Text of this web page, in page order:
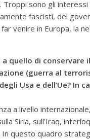
sono gli
fascisti, del
venire in Europa, la
di conservare
(guerra al
Usa e dell’Ue? In
a livello
Siria, sull’Iraq,
In questo quadro